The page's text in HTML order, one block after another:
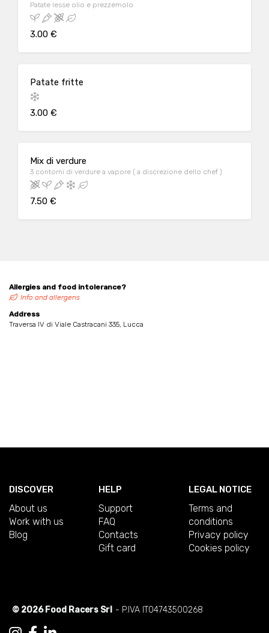
Patate lesse olio e prezzemolo
3.00 €
Patate fritte
3.00 €
Mix di verdure
3 contorni di verdure a vapore ( a discrezione dello chef )
7.50 €
Allergies and food intolerance?
Info and allergens
Address
Traversa IV di Viale Castracani 335, Lucca
DISCOVER
About us
Work with us
Blog
HELP
Support
FAQ
Contacts
Gift card
LEGAL NOTICE
Terms and
conditions
Privacy policy
Cookies policy
© 2026 Food Racers Srl - P.IVA IT04743500268